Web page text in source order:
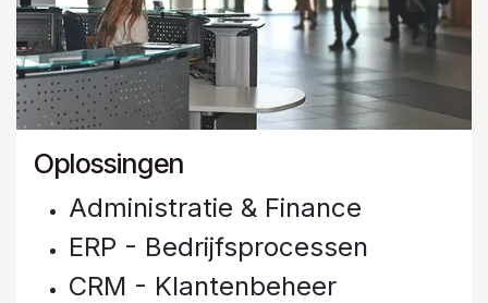
Oplossingen
Administratie & Finance
ERP - Bedrijfsprocessen
CRM - Klantenbeheer